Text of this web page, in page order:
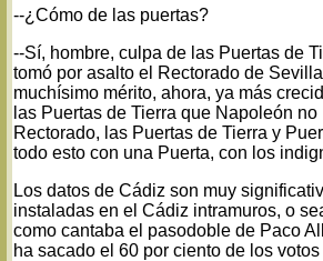
--¿Cómo de las puertas?
--Sí, hombre, culpa de las Puertas de
tomó por asalto el Rectorado de
muchísimo mérito, ahora, ya más
las Puertas de Tierra que Napoleón
Rectorado, las Puertas de Tierra y
todo esto con una Puerta, con los
Los datos de Cádiz son muy
instaladas en el Cádiz intramuros, o
como cantaba el pasodoble de Paco
ha sacado el 60 por ciento de los